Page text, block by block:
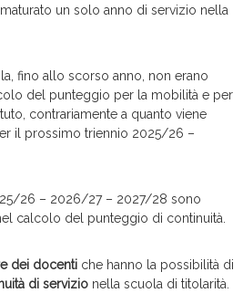
un solo anno di servizio nella
fino allo scorso anno, non erano
del punteggio per la mobilità e per
contrariamente a quanto viene
il prossimo triennio 2025/26 –
26 – 2026/27 – 2027/28 sono
calcolo del punteggio di continuità.
dei docentiche hanno la possibilità di
di servizionella scuola di titolarità.